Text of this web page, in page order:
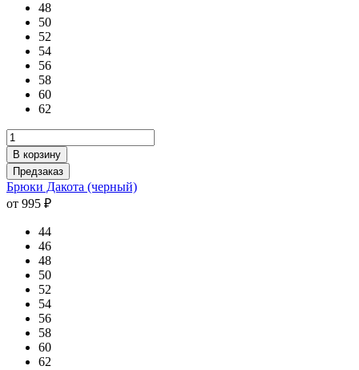
48
50
52
54
56
58
60
62
В корзину
Предзаказ
Брюки Дакота (черный)
от 995 ₽
44
46
48
50
52
54
56
58
60
62